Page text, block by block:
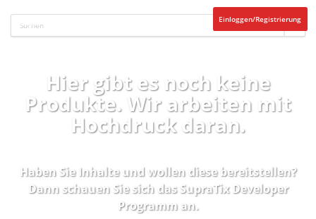
Einloggen/Registrierung
Hier gibt es noch keine
Produkte. Wir arbeiten mit
Hochdruck daran.
Haben Sie Inhalte und wollen diese bereitstellen?
Dann schauen Sie sich das SupraTix Developer
Programman.